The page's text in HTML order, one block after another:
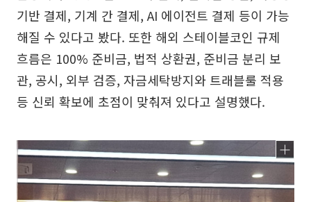
기반 결제, 기계 간 결제, AI 에이전트 결제 등이 가능
해질 수 있다고 봤다. 또한 해외 스테이블코인 규제
흐름은 100% 준비금, 법적 상환권, 준비금 분리 보
관, 공시, 외부 검증, 자금세탁방지와 트래블룰 적용
등 신뢰 확보에 초점이 맞춰져 있다고 설명했다.